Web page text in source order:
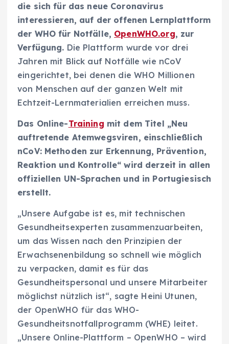
die sich für das neue Coronavirus
interessieren, auf der offenen Lernplattform
der WHO für Notfälle, OpenWHO.org, zur
Verfügung. Die Plattform wurde vor drei
Jahren mit Blick auf Notfälle wie nCoV
eingerichtet, bei denen die WHO Millionen
von Menschen auf der ganzen Welt mit
Echtzeit-Lernmaterialien erreichen muss.
Das Online-Training mit dem Titel „Neu
auftretende Atemwegsviren, einschließlich
nCoV: Methoden zur Erkennung, Prävention,
Reaktion und Kontrolle“ wird derzeit in allen
offiziellen UN-Sprachen und in Portugiesisch
erstellt.
„Unsere Aufgabe ist es, mit technischen
Gesundheitsexperten zusammenzuarbeiten,
um das Wissen nach den Prinzipien der
Erwachsenenbildung so schnell wie möglich
zu verpacken, damit es für das
Gesundheitspersonal und unsere Mitarbeiter
möglichst nützlich ist“, sagte Heini Utunen,
der OpenWHO für das WHO-
Gesundheitsnotfallprogramm (WHE) leitet.
„Unsere Online-Plattform – OpenWHO – wird